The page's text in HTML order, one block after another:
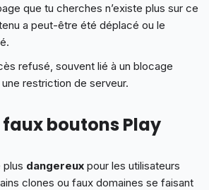
que tu cherches n’existe plus sur ce
a peut-être été déplacé ou le
refusé, souvent lié à un blocage
restriction de serveur.
boutons Play
plus dangereux pour les utilisateurs
clones ou faux domaines se faisant